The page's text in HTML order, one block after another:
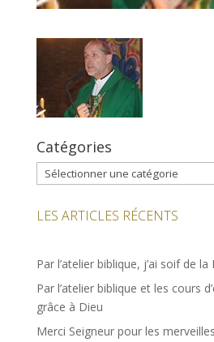
Catégories
Catégories
LES ARTICLES RÉCENTS
Par l’atelier biblique, j’ai soif de la
Par l’atelier biblique et les cours
grâce à Dieu
Merci Seigneur pour les